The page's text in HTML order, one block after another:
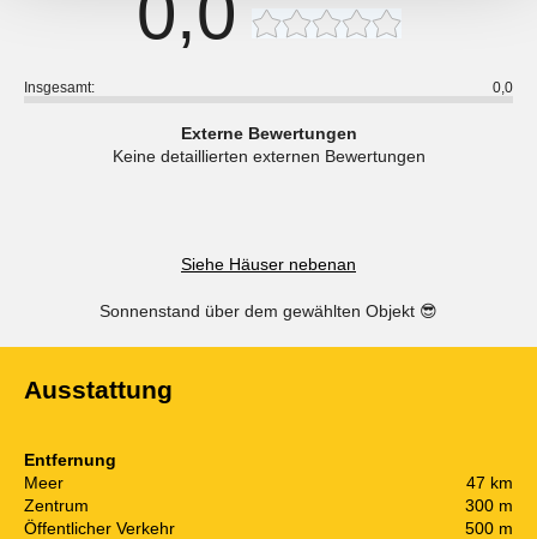
Insgesamt: 0,0
Externe Bewertungen
Keine detaillierten externen Bewertungen
Siehe Häuser nebenan
Sonnenstand über dem gewählten Objekt 😎
Ausstattung
Entfernung
Meer
47 km
Zentrum
300 m
Öffentlicher Verkehr
500 m